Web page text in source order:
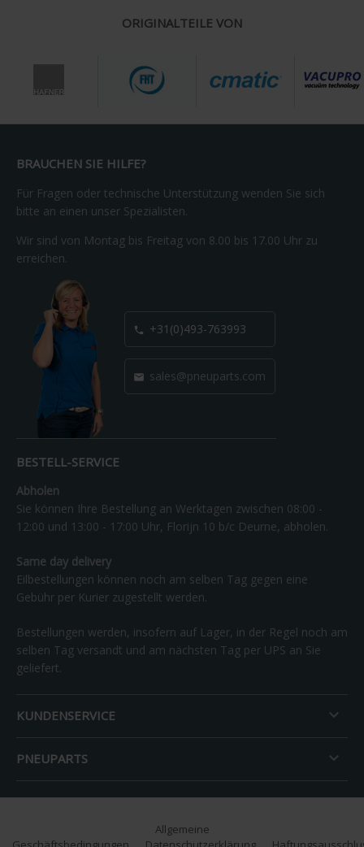
ORIGINALTEILE VON
BRAUCHEN SIE HILFE?
Für Fragen oder technische Unterstützung wenden Sie sich
bitte an einen unser Spezialisten.
Wir sind von Montag bis Freitag von 8.00 bis 17.00 Uhr zu
erreichen.
 +31(0)493-763993
 sales@pneuparts.com
BESTELL-SERVICE
Abholen
Sie können Ihre Bestellung an Werktagen zwischen 08:00 -
12:00 und 13:00 - 17:00 Uhr, Florijn 10 b/c Deurne, abholen.
Same day delivery
Eilbestellungen können noch am selben Tag gegen eine
Gebühr per Kurier zugestellt werden.
Bestellungen werden, insofern auf Lager, in der Regel noch am
selben Tag versandt und am nächsten Tag per UPS an Sie
geliefert.
KUNDENSERVICE 
PNEUPARTS 
Allgemeine